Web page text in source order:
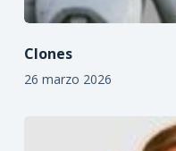
Clones
26 marzo 2026